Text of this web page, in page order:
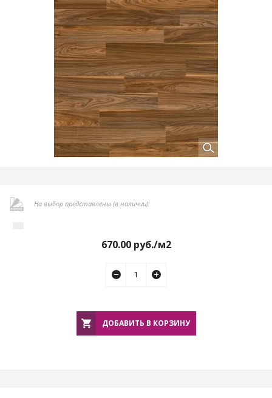
На выбор представлены (в наличии):
670.00руб./м2
ДОБАВИТЬ В КОРЗИНУ